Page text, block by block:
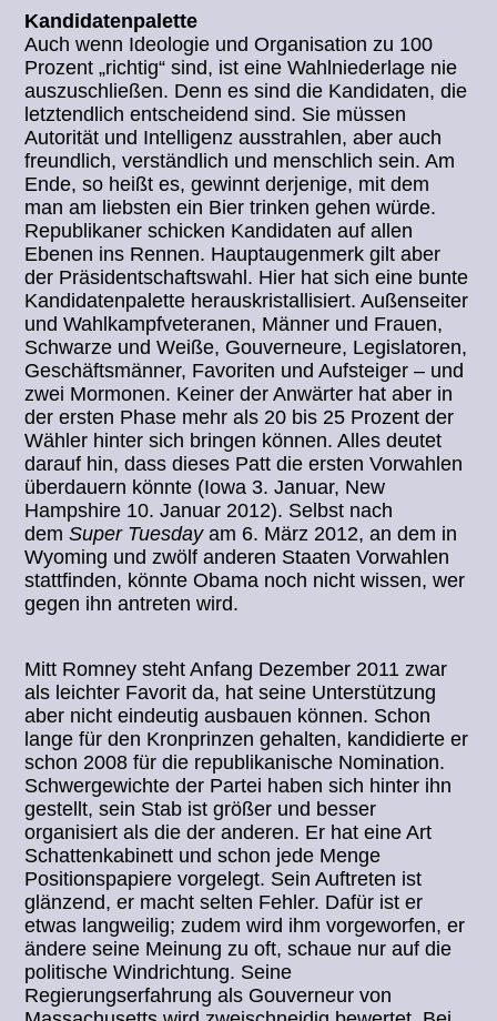
Kandidatenpalette
Auch wenn Ideologie und Organisation zu 100
Prozent „richtig“ sind, ist eine Wahlniederlage nie
auszuschließen. Denn es sind die Kandidaten, die
letztendlich entscheidend sind. Sie müssen
Autorität und Intelligenz ausstrahlen, aber auch
freundlich, verständlich und menschlich sein. Am
Ende, so heißt es, gewinnt derjenige, mit dem
man am liebsten ein Bier trinken gehen würde.
Republikaner schicken Kandidaten auf allen
Ebenen ins Rennen. Hauptaugenmerk gilt aber
der Präsidentschaftswahl. Hier hat sich eine bunte
Kandidatenpalette herauskristallisiert. Außenseiter
und Wahlkampfveteranen, Männer und Frauen,
Schwarze und Weiße, Gouverneure, Legislatoren,
Geschäftsmänner, Favoriten und Aufsteiger – und
zwei Mormonen. Keiner der Anwärter hat aber in
der ersten Phase mehr als 20 bis 25 Prozent der
Wähler hinter sich bringen können. Alles deutet
darauf hin, dass dieses Patt die ersten Vorwahlen
überdauern könnte (Iowa 3. Januar, New
Hampshire 10. Januar 2012). Selbst nach
demSuper Tuesdayam 6. März 2012, an dem in
Wyoming und zwölf anderen Staaten Vorwahlen
stattfinden, könnte Obama noch nicht wissen, wer
gegen ihn antreten wird.
Mitt Romney steht Anfang Dezember 2011 zwar
als leichter Favorit da, hat seine Unterstützung
aber nicht eindeutig ausbauen können. Schon
lange für den Kronprinzen gehalten, kandidierte er
schon 2008 für die republikanische Nomination.
Schwergewichte der Partei haben sich hinter ihn
gestellt, sein Stab ist größer und besser
organisiert als die der anderen. Er hat eine Art
Schattenkabinett und schon jede Menge
Positionspapiere vorgelegt. Sein Auftreten ist
glänzend, er macht selten Fehler. Dafür ist er
etwas langweilig; zudem wird ihm vorgeworfen, er
ändere seine Meinung zu oft, schaue nur auf die
politische Windrichtung. Seine
Regierungserfahrung als Gouverneur von